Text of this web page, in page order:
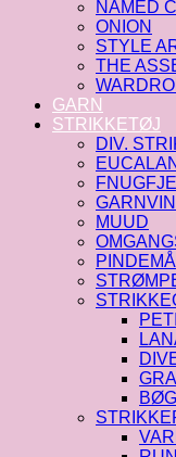
NAMED
ONION
STYLE
THE
GARN
STRIKKETØJ
DIV.
EUCALAN
MUUD